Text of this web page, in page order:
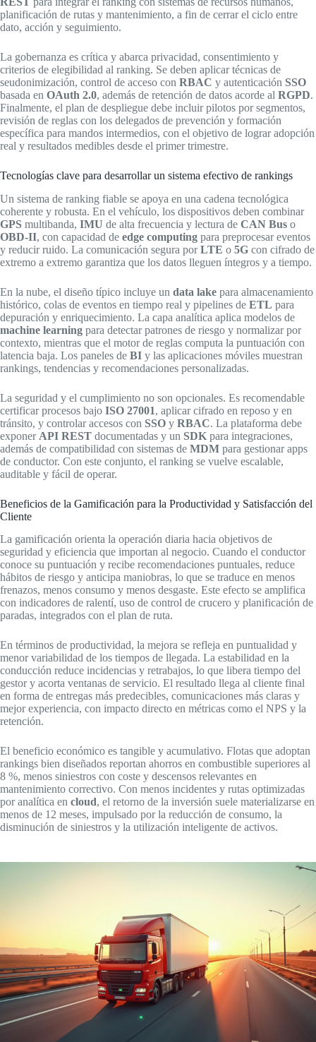
planificación de rutas y mantenimiento, a fin de cerrar el ciclo entre
dato, acción y seguimiento.
La gobernanza es crítica y abarca privacidad, consentimiento y
criterios de elegibilidad al ranking. Se deben aplicar técnicas de
seudonimización, control de acceso con RBAC y autenticación SSO
basada en OAuth 2.0, además de retención de datos acorde al RGPD.
Finalmente, el plan de despliegue debe incluir pilotos por segmentos,
revisión de reglas con los delegados de prevención y formación
específica para mandos intermedios, con el objetivo de lograr adopción
real y resultados medibles desde el primer trimestre.
Tecnologías clave para desarrollar un sistema efectivo de rankings
Un sistema de ranking fiable se apoya en una cadena tecnológica
coherente y robusta. En el vehículo, los dispositivos deben combinar
GPS multibanda, IMU de alta frecuencia y lectura de CAN Bus o
OBD‑II, con capacidad de edge computing para preprocesar eventos
y reducir ruido. La comunicación segura porLTE o 5G con cifrado de
extremo a extremo garantiza que los datos lleguen íntegros y a tiempo.
En la nube, el diseño típico incluye un data lake para almacenamiento
histórico, colas de eventos en tiempo real y pipelines de ETL para
depuración y enriquecimiento. La capa analítica aplica modelos de
machine learning para detectar patrones de riesgo y normalizar por
contexto, mientras que el motor de reglas computa la puntuación con
latencia baja. Los paneles de BI y las aplicaciones móviles muestran
rankings, tendencias y recomendaciones personalizadas.
La seguridad y el cumplimiento no son opcionales. Es recomendable
certificar procesos bajo ISO 27001, aplicar cifrado en reposo y en
tránsito, y controlar accesos con SSO y RBAC. La plataforma debe
exponer API REST documentadas y un SDK para integraciones,
además de compatibilidad con sistemas de MDM para gestionar apps
de conductor. Con este conjunto, el ranking se vuelve escalable,
auditable y fácil de operar.
Beneficios de la Gamificación para la Productividad y Satisfacción del
Cliente
La gamificación orienta la operación diaria hacia objetivos de
seguridad y eficiencia que importan al negocio. Cuando el conductor
conoce su puntuación y recibe recomendaciones puntuales, reduce
hábitos de riesgo y anticipa maniobras, lo que se traduce en menos
frenazos, menos consumo y menos desgaste. Este efecto se amplifica
con indicadores de ralentí, uso de control de crucero y planificación de
paradas, integrados con el plan de ruta.
En términos de productividad, la mejora se refleja en puntualidad y
menor variabilidad de los tiempos de llegada. La estabilidad en la
conducción reduce incidencias y retrabajos, lo que libera tiempo del
gestor y acorta ventanas de servicio. El resultado llega al cliente final
en forma de entregas más predecibles, comunicaciones más claras y
mejor experiencia, con impacto directo en métricas como el NPS y la
retención.
El beneficio económico es tangible y acumulativo. Flotas que adoptan
rankings bien diseñados reportan ahorros en combustible superiores al
8 %, menos siniestros con coste y descensos relevantes en
mantenimiento correctivo. Con menos incidentes y rutas optimizadas
por analítica en cloud, el retorno de la inversión suele materializarse en
menos de 12 meses, impulsado por la reducción de consumo, la
disminución de siniestros y la utilización inteligente de activos.